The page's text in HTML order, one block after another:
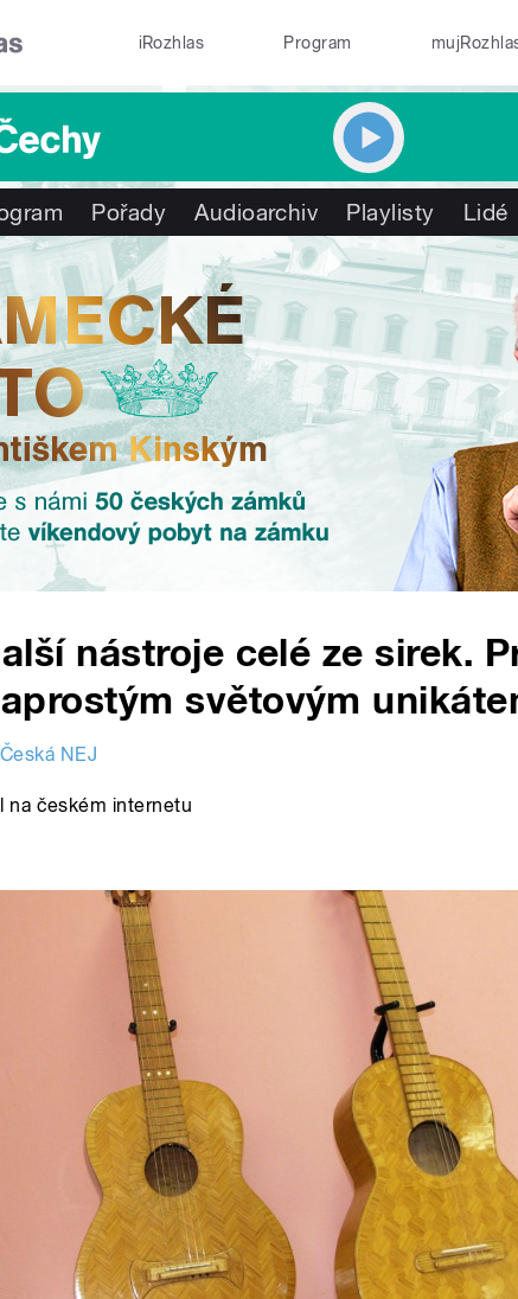
iRozhlas Program
Pořady Audioarchiv Playlisty Lidé
nástroje celé ze sirek.
světovým
Česká NEJ
na českém internetu